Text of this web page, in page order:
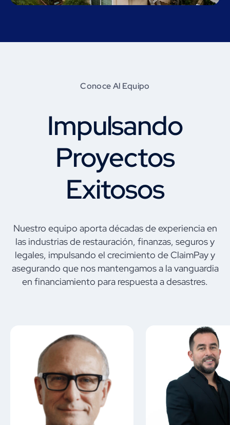
Conoce Al Equipo
Impulsando
Proyectos
Exitosos
Nuestro equipo aporta décadas de experiencia en
las industrias de restauración, finanzas, seguros y
legales, impulsando el crecimiento de ClaimPay y
asegurando que nos mantengamos a la vanguardia
en financiamiento para respuesta a desastres.